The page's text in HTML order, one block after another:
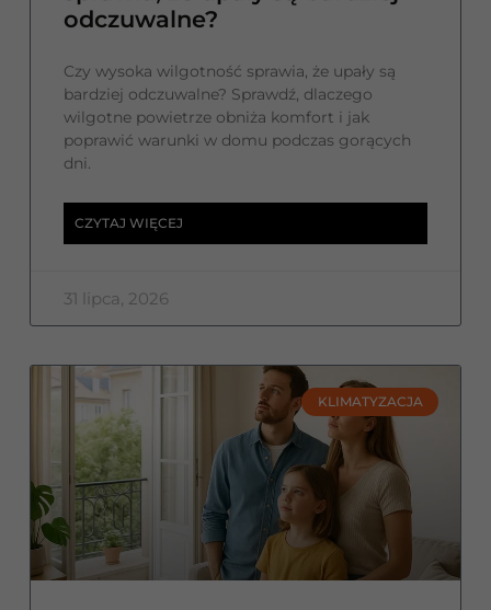
odczuwalne?
Czy wysoka wilgotność sprawia, że upały są
bardziej odczuwalne? Sprawdź, dlaczego
wilgotne powietrze obniża komfort i jak
poprawić warunki w domu podczas gorących
dni.
CZYTAJ WIĘCEJ
31 lipca, 2026
KLIMATYZACJA